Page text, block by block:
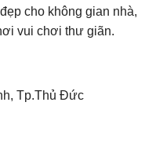
cho không gian nhà,
vui chơi thư giãn.
Tp.Thủ Đức